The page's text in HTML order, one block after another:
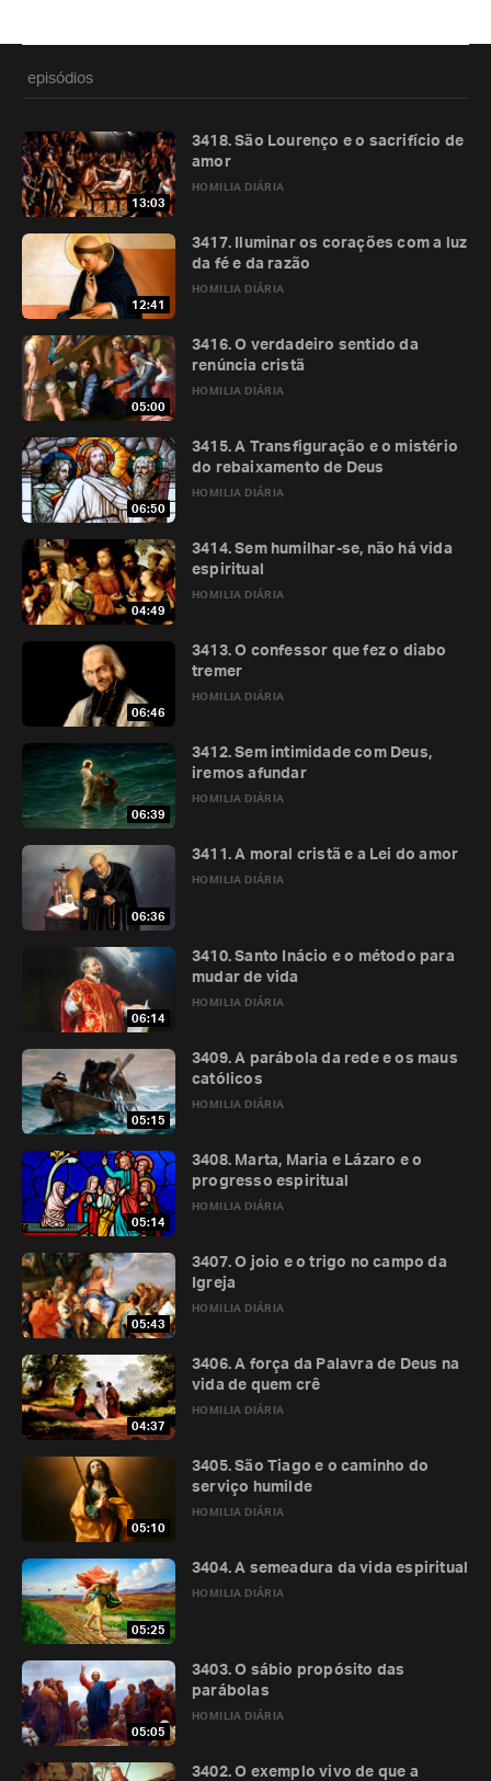
episódios
13:03
HOMILIA DIÁRIA
3418. São Lourenço e o sacrifício de
amor
12:41
HOMILIA DIÁRIA
3417. Iluminar os corações com a luz
da fé e da razão
05:00
HOMILIA DIÁRIA
3416. O verdadeiro sentido da
renúncia cristã
06:50
HOMILIA DIÁRIA
3415. A Transfiguração e o mistério
do rebaixamento de Deus
04:49
HOMILIA DIÁRIA
3414. Sem humilhar-se, não há vida
espiritual
06:46
HOMILIA DIÁRIA
3413. O confessor que fez o diabo
tremer
06:39
HOMILIA DIÁRIA
3412. Sem intimidade com Deus,
iremos afundar
06:36
HOMILIA DIÁRIA
3411. A moral cristã e a Lei do amor
06:14
HOMILIA DIÁRIA
3410. Santo Inácio e o método para
mudar de vida
05:15
HOMILIA DIÁRIA
3409. A parábola da rede e os maus
católicos
05:14
HOMILIA DIÁRIA
3408. Marta, Maria e Lázaro e o
progresso espiritual
05:43
HOMILIA DIÁRIA
3407. O joio e o trigo no campo da
Igreja
04:37
HOMILIA DIÁRIA
3406. A força da Palavra de Deus na
vida de quem crê
05:10
HOMILIA DIÁRIA
3405. São Tiago e o caminho do
serviço humilde
05:25
HOMILIA DIÁRIA
3404. A semeadura da vida espiritual
05:05
HOMILIA DIÁRIA
3403. O sábio propósito das
parábolas
3402. O exemplo vivo de que a